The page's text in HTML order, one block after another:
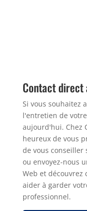
Contact
Si vous souhaitez
l'entretien de
aujourd'hui. Chez
heureux de vous
de vous conseiller
ou envoyez-nous
Web et découvrez
aider à garder
professionnel.